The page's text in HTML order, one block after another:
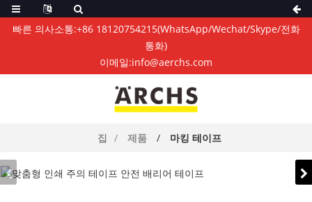
빠른 의사소통:+86 18120754215(WhatsApp/Wechat/Skype/전화
통화)
이메일:info@aerchs.com
집 제품 마킹 테이프